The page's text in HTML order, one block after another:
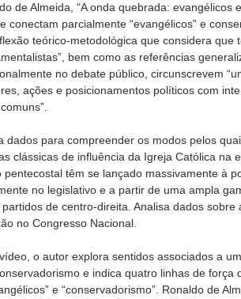
de Almeida, “A onda quebrada: evangélicos
conectam parcialmente “evangélicos” e
teórico-metodológica que considera que
bem como as referências
no debate público, circunscrevem
ações e posicionamentos políticos com
dados para compreender os modos pelos
clássicas de influência da Igreja Católica na
pentecostal têm se lançado massivamente à
no legislativo e a partir de uma ampla
de centro-direita. Analisa dados sobre
no Congresso Nacional.
o autor explora sentidos associados a
e indica quatro linhas de força
e “conservadorismo”. Ronaldo de